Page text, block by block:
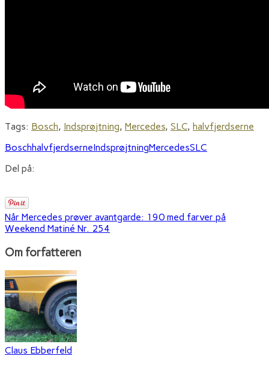
Tags: Bosch, Indsprøjtning, Mercedes, SLC, halvfjerdserne
BoschhalvfjerdserneIndsprøjtningMercedesSLC
Del på:
Når Mercedes prøver avantgarde: 190 med farver på
Weekend Matiné Nr. 254
Om forfatteren
Claus Ebberfeld